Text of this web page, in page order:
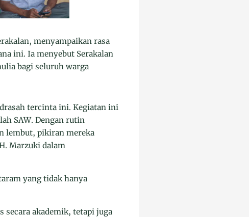
menyampaikan rasa
ini. Ia menyebut Serakalan
bagi seluruh warga
tercinta ini. Kegiatan ini
SAW. Dengan rutin
lembut, pikiran mereka
Marzuki dalam
yang tidak hanya
secara akademik, tetapi juga